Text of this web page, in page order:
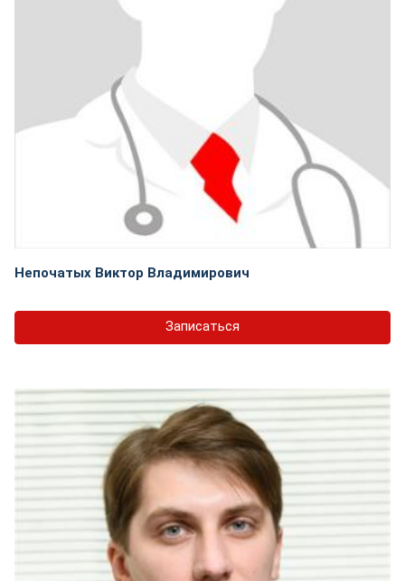
Непочатых Виктор Владимирович
Записаться